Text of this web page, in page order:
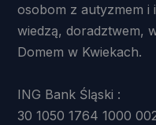
osobom z autyzmem
wiedzą, doradztwem,
Domem w Kwiekach.
ING Bank Śląski :
30 1050 1764 1000